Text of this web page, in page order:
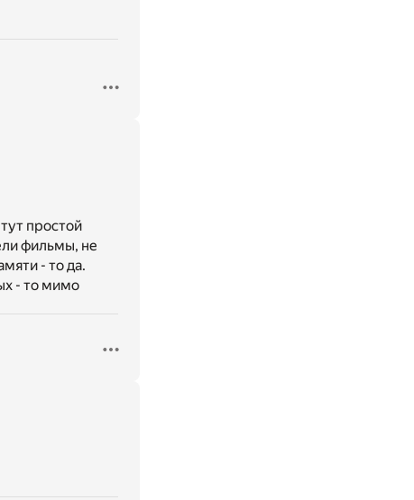
простой
фильмы, не
- то да.
- то мимо